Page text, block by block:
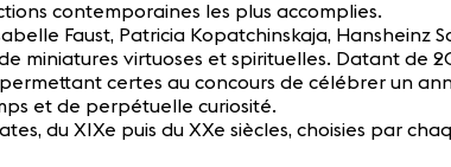
contemporaines les plus accomplies.
Faust, Patricia Kopatchinskaja,
miniatures virtuoses et spirituelles. Datant de
certes au concours de célébrer un
et de perpétuelle curiosité.
du XIXe puis du XXe siècles, choisies par